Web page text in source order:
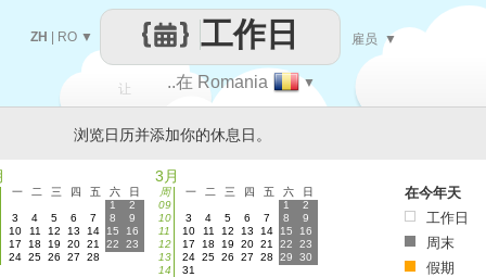
让 ..在 Romania ▼
工作日
ZH RO ▼ 雇员 ▼
浏览日历并添加你的休息日。
一 二 三 四 五 六
日
1
2
3
4 5 6 7 8
9
10
11 12 13 14 15
16
17
18 19 20 21 22
23
24 25 26 27 28
3月
周 一 二 三 四 五 六
日
09
1
2
10
3 4 5 6 7 8
9
11
10 11 12 13 14 15
16
12
17 18 19 20 21 22
23
13
24 25 26 27 28 29
30
14
31
在今年天
工作日
周末
假期